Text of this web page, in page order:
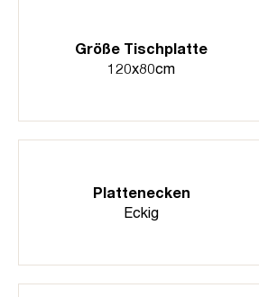
Größe Tischplatte
120x80cm
Plattenecken
Eckig